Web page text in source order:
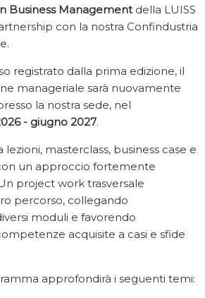
Business Managementdella LUISS
con la nostra Confindustria
registrato dalla prima edizione, il
manageriale sarà nuovamente
la nostra sede, nel
- giugno 2027.
masterclass, business case e
un approccio fortemente
project work trasversale
percorso, collegando
moduli e favorendo
acquisite a casi e sfide
approfondirà i seguenti temi: